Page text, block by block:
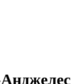
Анджелес